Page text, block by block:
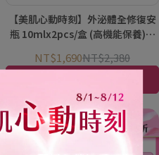
養！密集修復滋養、柔滑保濕，
快速潤活肌膚
【美肌心動時刻】外泌體全修復安
瓶 10mlx2pcs/盒 (高機能保養)｜
NT$1,690NT$2,380
71折